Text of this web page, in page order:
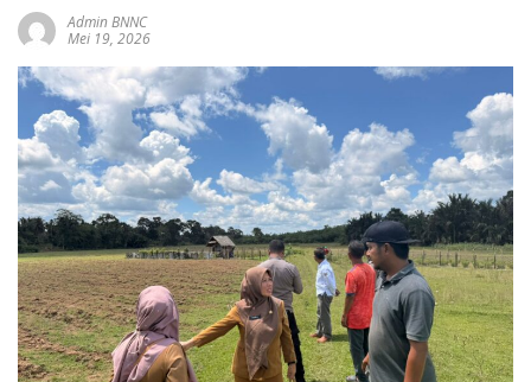
Admin BNNC
Mei 19, 2026